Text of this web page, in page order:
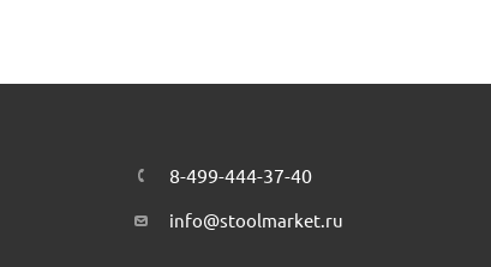
8-499-444-37-40
info@stoolmarket.ru